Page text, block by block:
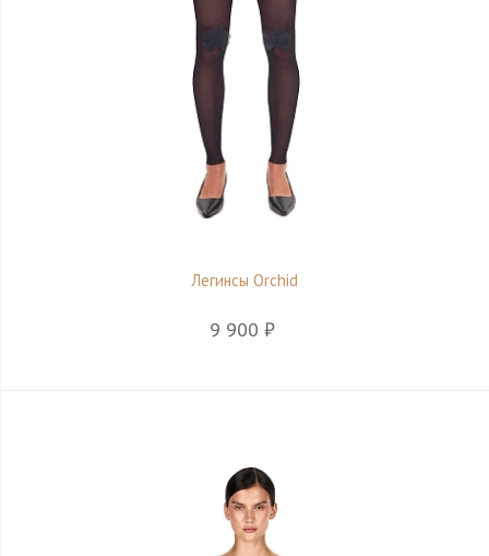
Легинсы Orchid
9 900 ₽